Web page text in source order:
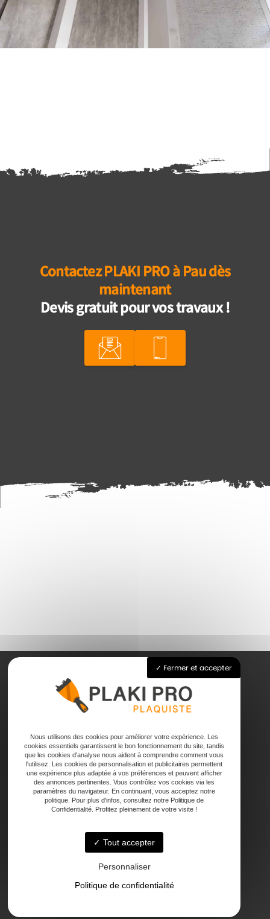
Contactez PLAKI PRO à Pau dès
maintenant
Devis gratuit pour vos travaux !
Accueil
Joints
Faux plafond
Contact
47000 Agen
Fermer et accepter
Nous utilisons des cookies pour améliorer votre expérience. Les
cookies essentiels garantissent le bon fonctionnement du site, tandis
que les cookies d'analyse nous aident à comprendre comment vous
l'utilisez. Les cookies de personnalisation et publicitaires permettent
une expérience plus adaptée à vos préférences et peuvent afficher
des annonces pertinentes. Vous contrôlez vos cookies via les
paramètres du navigateur. En continuant, vous acceptez notre
politique. Pour plus d'infos, consultez notre Politique de
Confidentialité. Profitez pleinement de votre visite !
Tout accepter
Personnaliser
Politique de confidentialité